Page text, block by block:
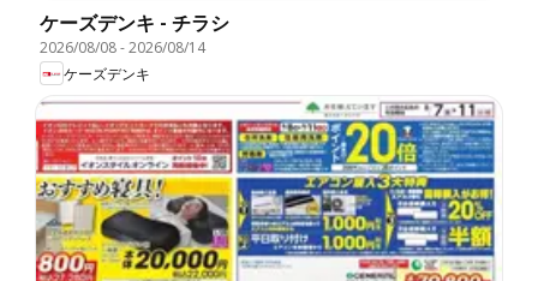
ケーズデンキ - チラシ
2026/08/08-2026/08/14
ケーズデンキ